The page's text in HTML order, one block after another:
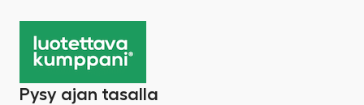
Pysy ajan tasalla